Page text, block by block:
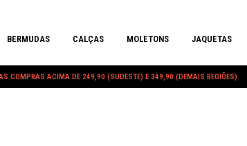
BERMUDAS CALÇAS MOLETONS JAQUETAS
COMPRAS ACIMA DE 249,90 (SUDESTE) E 349,90 (DEMAIS REGIÕES)